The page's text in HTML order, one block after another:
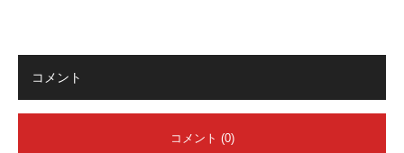
コメント
コメント (0)